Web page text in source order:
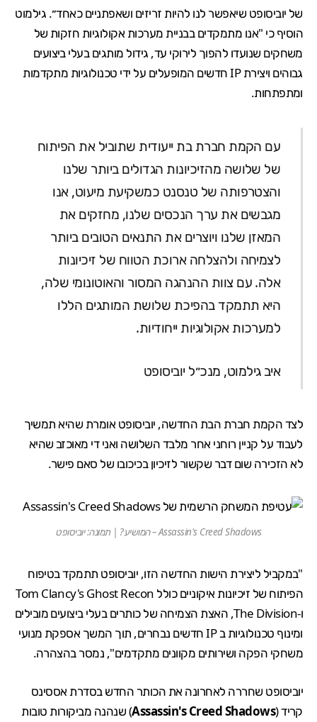
של יוביסופט שיאפשר לנו להיות זריזים ושאפתניים כאחד״. גילמוט
הוסיף כי "אנו מתמקדים בבניית מערכות אקולוגיות חזקות של
משחקים שנועדו להפוך לירוקי עד, גידול מותגים בעלי ביצועים
גבוהים ויצירת IP חדשים המופעלים על ידי טכנולוגיות מתקדמות
ומתפתחות.
עם הקמת חברת בת ייעודית שתוביל את הפיתוח
של שלושה מהזיכיונות הגדולים ביותר שלנו
והצטרפותה של טנסנט כמשקיעת מיעוט, אנו
מגבשים את ערך הנכסים שלנו, מחזקים את
המאזן שלנו ויוצרים את התנאים הטובים ביותר
לצמיחה ולהצלחה ארוכת הטווח של זיכיונות
אלה. עם צוות ההנהגה המסור והאוטונומי שלה,
היא תתמקד בהפיכת שלושת המותגים הללו
למערכות אקולוגיות ייחודיות.
איב גילמוט, מנכ״ל יוביסופט
לצד הקמת חברת הבת החדשה, יוביסופט אומרת שהיא תמשיך
לעבוד על קניין רוחני אחר מלבד השלושה ואני די מאוכזב שהיא
לא הזכירה שום דבר שקשור לזיכיון בכיכובו של סאם פישר.
Assassin's Creed Shadows – המושיע? | תמונה: יוביסופט
"במקביל ליצירת הישות החדשה הזו, יוביסופט תתמקד בטיפוח
הפיתוח של זיכיונות איקוניים כולל Tom Clancy's Ghost Recon
ו-The Division, האצת הצמיחה של כותרים בעלי ביצועים מובילים
ומינוף טכנולוגיות ב IP חדשים נבחרים, תוך המשך אספקת מנועי
משחקי הפקה ושירותים מקוונים מתקדמים", נמסר בהצהרה.
יוביסופט שחררה לאחרונה את הכותר החדש בסדרת אססינס
קריד (Assassin's Creed Shadows) שנהנה מביקורות טובות